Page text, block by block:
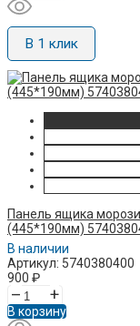
В 1 клик
Панель ящика
(445*190мм)
В наличии
Артикул: 5740380400
900 ₽
– +
В корзину